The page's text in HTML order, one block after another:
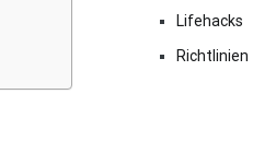
Lifehacks
Richtlinien